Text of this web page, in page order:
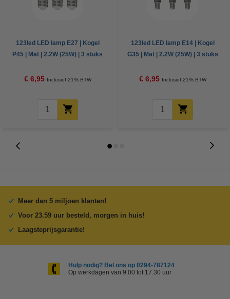
123led LED lamp E27 | Kogel
P45 | Mat | 2.2W (25W) | 3 stuks
€ 6,95 Inclusief 21% BTW
123led LED lamp E14 | Kogel
G35 | Mat | 2.2W (25W) | 3 stuks
€ 6,95 Inclusief 21% BTW
Meer dan 5 miljoen klanten!
Voor 23.59 uur besteld, morgen in huis!
Laagsteprijsgarantie!
Hulp nodig? Bel ons op 0294-787124
Op werkdagen van 9.00 tot 17.30 uur